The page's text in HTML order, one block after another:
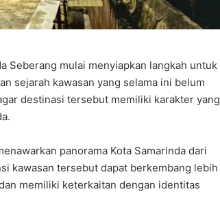
Seberang mulai menyiapkan langkah untuk
sejarah kawasan yang selama ini belum
destinasi tersebut memiliki karakter yang
panorama Kota Samarinda dari
kawasan tersebut dapat berkembang lebih
memiliki keterkaitan dengan identitas